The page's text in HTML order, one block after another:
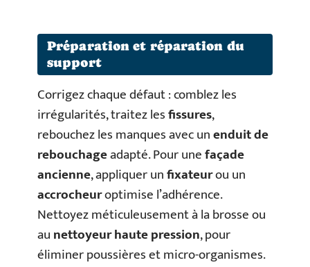
Préparation et réparation du
support
Corrigez chaque défaut : comblez les
irrégularités, traitez lesfissures,
rebouchez les manques avec unenduit de
rebouchageadapté. Pour unefaçade
ancienne, appliquer unfixateurou un
accrocheuroptimise l’adhérence.
Nettoyez méticuleusement à la brosse ou
aunettoyeur haute pression, pour
éliminer poussières et micro-organismes.